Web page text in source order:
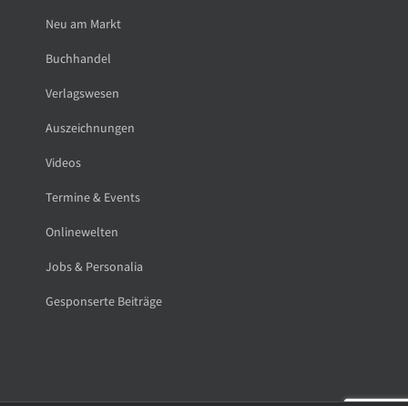
Neu am Markt
Buchhandel
Verlagswesen
Auszeichnungen
Videos
Termine & Events
Onlinewelten
Jobs & Personalia
Gesponserte Beiträge